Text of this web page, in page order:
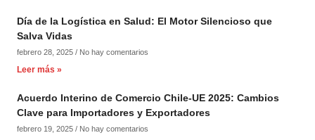
Día de la Logística en Salud: El Motor Silencioso que
Salva Vidas
febrero 28, 2025 No hay comentarios
Leer más »
Acuerdo Interino de Comercio Chile-UE 2025: Cambios
Clave para Importadores y Exportadores
febrero 19, 2025 No hay comentarios